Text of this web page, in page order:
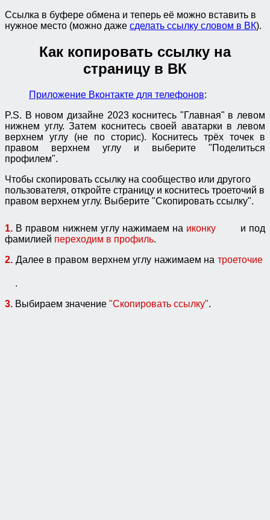
Ссылка в буфере обмена и теперь её можно вставить в
нужное место (можно даже сделать ссылку словом в ВК).
Как копировать ссылку на
страницу в ВК
Приложение Вконтакте для телефонов:
P.S. В новом дизайне 2023 коснитесь "Главная" в левом
нижнем углу. Затем коснитесь своей аватарки в левом
верхнем углу (не по сторис). Коснитесь трёх точек в
правом верхнем углу и выберите "Поделиться
профилем".
Чтобы скопировать ссылку на сообщество или другого
пользователя, откройте страницу и коснитесь троеточий в
правом верхнем углу. Выберите "Скопировать ссылку".
1. В правом нижнем углу нажимаем на иконку
и под
фамилией переходим в профиль.
2. Далее в правом верхнем углу нажимаем на троеточие
.
3. Выбираем значение "Скопировать ссылку".